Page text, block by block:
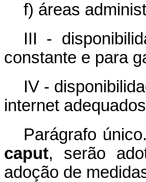
f) áreas
III -
constante e para
IV -
internet
Parágrafo
caput, serão
adoção de